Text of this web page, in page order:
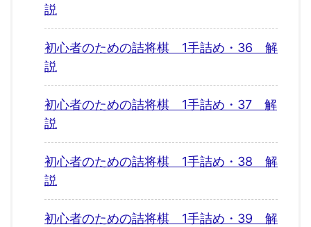
説
初心者のための詰将棋 1手詰め・36 解
説
初心者のための詰将棋 1手詰め・37 解
説
初心者のための詰将棋 1手詰め・38 解
説
初心者のための詰将棋 1手詰め・39 解